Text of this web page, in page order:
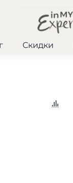
Скидки